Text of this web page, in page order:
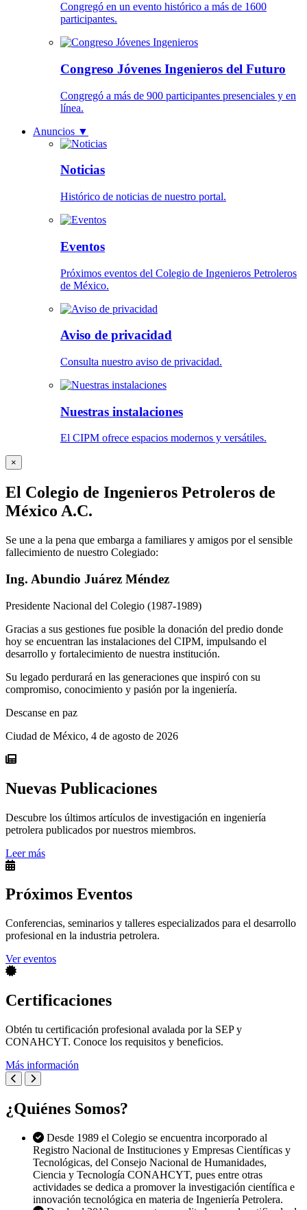
Congregó en un evento histórico a más de 1600
participantes.
Congreso Jóvenes Ingenieros del Futuro
Congregó a más de 900 participantes presenciales y en
línea.
Anuncios ▼
Noticias
Histórico de noticias de nuestro portal.
Eventos
Próximos eventos del Colegio de Ingenieros Petroleros
de México.
Aviso de privacidad
Consulta nuestro aviso de privacidad.
Nuestras instalaciones
El CIPM ofrece espacios modernos y versátiles.
×
El Colegio de Ingenieros Petroleros de
México A.C.
Se une a la pena que embarga a familiares y amigos por el sensible
fallecimiento de nuestro Colegiado:
Ing. Abundio Juárez Méndez
Presidente Nacional del Colegio (1987-1989)
Gracias a sus gestiones fue posible la donación del predio donde
hoy se encuentran las instalaciones del CIPM, impulsando el
desarrollo y fortalecimiento de nuestra institución.
Su legado perdurará en las generaciones que inspiró con su
compromiso, conocimiento y pasión por la ingeniería.
Descanse en paz
Ciudad de México, 4 de agosto de 2026
Nuevas Publicaciones
Descubre los últimos artículos de investigación en ingeniería
petrolera publicados por nuestros miembros.
Leer más
Próximos Eventos
Conferencias, seminarios y talleres especializados para el desarrollo
profesional en la industria petrolera.
Ver eventos
Certificaciones
Obtén tu certificación profesional avalada por la SEP y
CONAHCYT. Conoce los requisitos y beneficios.
Más información
¿Quiénes Somos?
Desde 1989 el Colegio se encuentra incorporado al
Registro Nacional de Instituciones y Empresas Científicas y
Tecnológicas, del Consejo Nacional de Humanidades,
Ciencia y Tecnología CONAHCYT, pues entre otras
actividades se dedica a promover la investigación científica e
innovación tecnológica en materia de Ingeniería Petrolera.